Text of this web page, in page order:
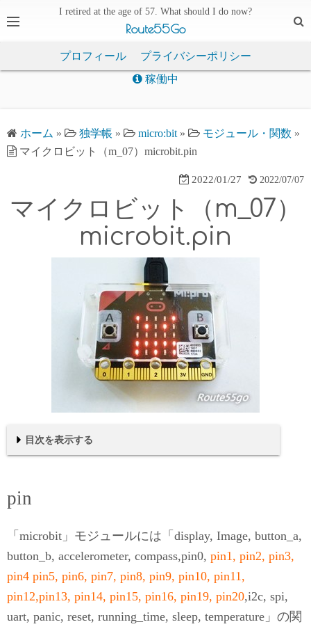
I retired at the age of 57. What should I do now?
Route55Go
プロフィール
プライバシーポリシー
稼働中
ホーム » 独学帳 » micro:bit » モジュール・関数 »
マイクロビット（m_07）microbit.pin
2022/01/27 2022/07/07
マイクロビット（m_07）
microbit.pin
目次を表示する
pin
pin
「microbit」モジュールには「display, Image, button_a,
button_b, accelerometer, compass,pin0, pin1, pin2, pin3,
pin4 pin5, pin6, pin7, pin8, pin9, pin10, pin11,
pin12,pin13, pin14, pin15, pin16, pin19, pin20,i2c, spi,
uart, panic, reset, running_time, sleep, temperature」の関